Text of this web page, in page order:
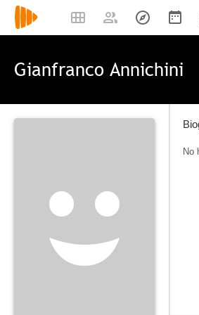
Gianfranco Annichini
No